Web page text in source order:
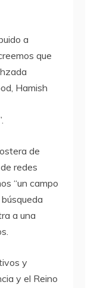
a
que
Hamish
de
redes
“un campo
a una
y
y el Reino